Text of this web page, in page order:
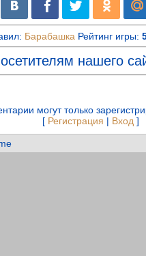
: Барабашка Рейтинг игры:
нашего
могут только
[ Регистрация | Вход ]